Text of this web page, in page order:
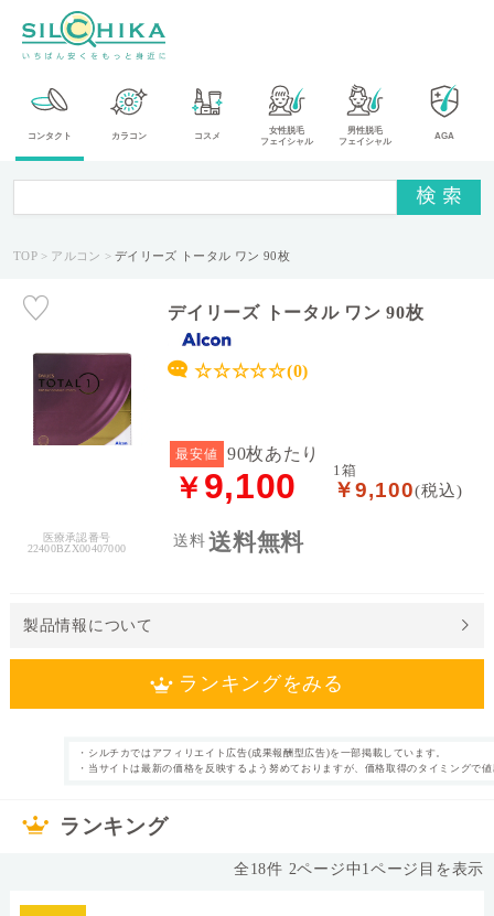
コンタクト カラコン コスメ
女性脱毛
フェイシャル
男性脱毛
フェイシャル
AGA
TOP アルコン デイリーズ トータル ワン 90枚
医療承認番号
22400BZX00407000
デイリーズ トータル ワン 90枚
☆☆☆☆☆(0)
製品情報について
送料送料無料
最安値 90枚あたり
￥ 9,100 1箱
￥9,100(税込)
ランキングをみる
1日使い捨て タイプ
近視 UVカット付
枚数 90枚
14.1mm
・シルチカではアフィリエイト広告(成果報酬型広告)を一部掲載しています。
・当サイトは最新の価格を反映するよう努めておりますが、価格取得のタイミングで
ランキング
全18件 2ページ中1ページ目を表示
カ
テ
ゴ
メ
カ
イ
プ
せ